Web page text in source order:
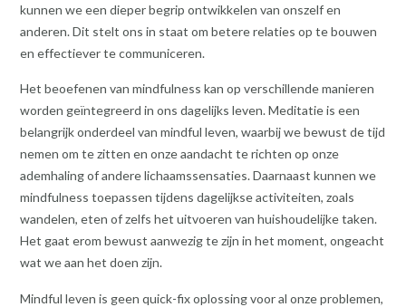
kunnen we een dieper begrip ontwikkelen van onszelf en
anderen. Dit stelt ons in staat om betere relaties op te bouwen
en effectiever te communiceren.
Het beoefenen van mindfulness kan op verschillende manieren
worden geïntegreerd in ons dagelijks leven. Meditatie is een
belangrijk onderdeel van mindful leven, waarbij we bewust de tijd
nemen om te zitten en onze aandacht te richten op onze
ademhaling of andere lichaamssensaties. Daarnaast kunnen we
mindfulness toepassen tijdens dagelijkse activiteiten, zoals
wandelen, eten of zelfs het uitvoeren van huishoudelijke taken.
Het gaat erom bewust aanwezig te zijn in het moment, ongeacht
wat we aan het doen zijn.
Mindful leven is geen quick-fix oplossing voor al onze problemen,